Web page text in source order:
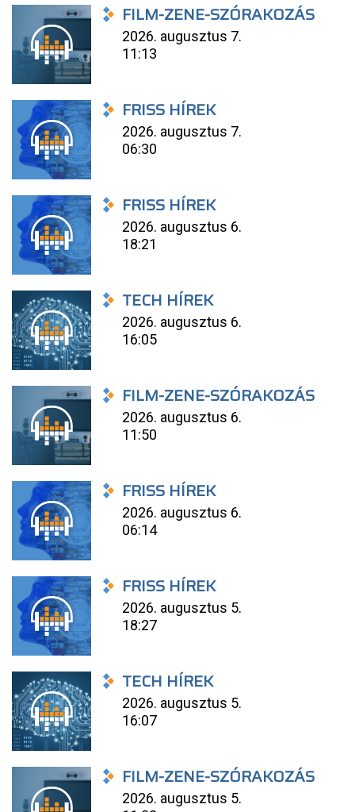
FILM-ZENE-SZÓRAKOZÁS
2026. augusztus 7.
11:13
FRISS HÍREK
2026. augusztus 7.
06:30
FRISS HÍREK
2026. augusztus 6.
18:21
TECH HÍREK
2026. augusztus 6.
16:05
FILM-ZENE-SZÓRAKOZÁS
2026. augusztus 6.
11:50
FRISS HÍREK
2026. augusztus 6.
06:14
FRISS HÍREK
2026. augusztus 5.
18:27
TECH HÍREK
2026. augusztus 5.
16:07
FILM-ZENE-SZÓRAKOZÁS
2026. augusztus 5.